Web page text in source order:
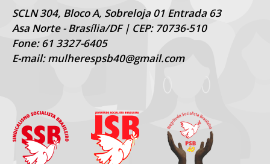
SCLN 304, Bloco A, Sobreloja 01 Entrada 63
Asa Norte - Brasília/DF | CEP: 70736-510
Fone: 61 3327-6405
E-mail: mulherespsb40@gmail.com